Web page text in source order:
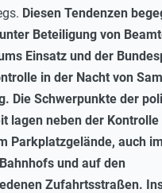
Diesen Tendenzen
Beteiligung von
Einsatz und der
in der Nacht von
Die Schwerpunkte der
lagen neben der
Parkplatzgelände, auch
und auf den
Zufahrtsstraßen.